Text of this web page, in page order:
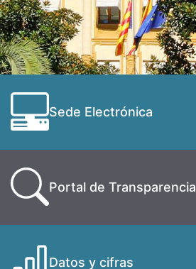
Sede Electrónica
Portal de Transparencia
Datos y cifras